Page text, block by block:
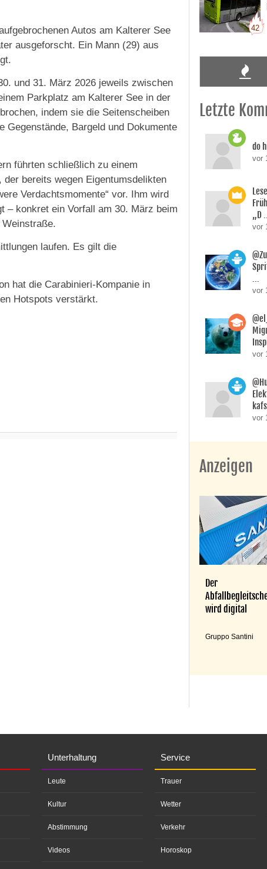
Autos am Kalterer See
ausgeforscht. Ein Mann (29) aus
und 31. März 2026 jeweils zwischen
Parkplatz am Kalterer See in der
indem sie die Seitenscheiben
Gegenstände, Bargeld und Dokumente
führten schließlich zu einem
der bereits wegen Eigentumsdelikten
Verdachtsmomente“ vor. Ihm wird
– konkret ein Vorfall am 30. März beim
laufen. Es gilt die
hat die Carabinieri-Kompanie in
Hotspots verstärkt.
42
Letzte
do
vor
„D
vor
...
vor
vor
vor
Anzeigen
Der
wird digital
Gruppo Santini
Unterhaltung
Leute
Kultur
Abstimmung
Videos
Service
Trauer
Wetter
Verkehr
Horoskop